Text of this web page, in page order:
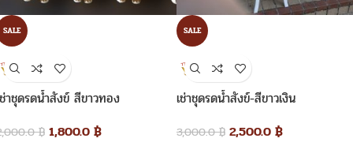
SALE
าชุดรดน้ำสังข์ สีขาวทอง
฿ 1,800.0 ฿
SALE
เช่าชุดรดน้ำสังข์-สีขาวเงิน
3,000.0฿ 2,500.0 ฿